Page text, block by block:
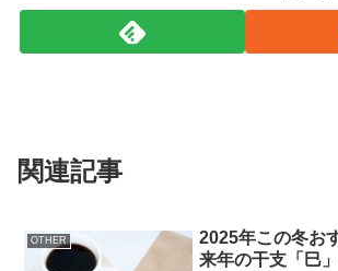
関連記事
OTHER
2025年この冬お
来年の干支「巳